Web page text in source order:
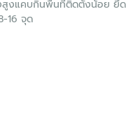
งแคบกินพื้นที่ติดตั้งน้อย ยึด
16 จุด